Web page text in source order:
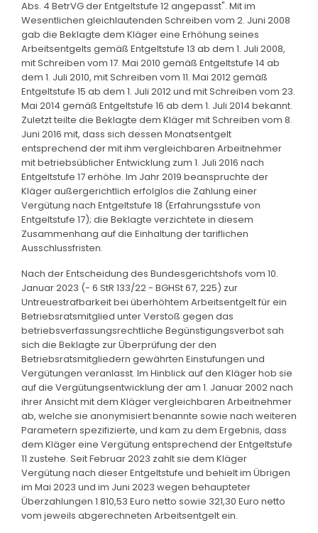
Abs. 4 BetrVG der Entgeltstufe 12 angepasst". Mit im
Wesentlichen gleichlautenden Schreiben vom 2. Juni 2008
gab die Beklagte dem Kläger eine Erhöhung seines
Arbeitsentgelts gemäß Entgeltstufe 13 ab dem 1. Juli 2008,
mit Schreiben vom 17. Mai 2010 gemäß Entgeltstufe 14 ab
dem 1. Juli 2010, mit Schreiben vom 11. Mai 2012 gemäß
Entgeltstufe 15 ab dem 1. Juli 2012 und mit Schreiben vom 23.
Mai 2014 gemäß Entgeltstufe 16 ab dem 1. Juli 2014 bekannt.
Zuletzt teilte die Beklagte dem Kläger mit Schreiben vom 8.
Juni 2016 mit, dass sich dessen Monatsentgelt
entsprechend der mit ihm vergleichbaren Arbeitnehmer
mit betriebsüblicher Entwicklung zum 1. Juli 2016 nach
Entgeltstufe 17 erhöhe. Im Jahr 2019 beanspruchte der
Kläger außergerichtlich erfolglos die Zahlung einer
Vergütung nach Entgeltstufe 18 (Erfahrungsstufe von
Entgeltstufe 17); die Beklagte verzichtete in diesem
Zusammenhang auf die Einhaltung der tariflichen
Ausschlussfristen.
Nach der Entscheidung des Bundesgerichtshofs vom 10.
Januar 2023 (- 6 StR 133/22 - BGHSt 67, 225) zur
Untreuestrafbarkeit bei überhöhtem Arbeitsentgelt für ein
Betriebsratsmitglied unter Verstoß gegen das
betriebsverfassungsrechtliche Begünstigungsverbot sah
sich die Beklagte zur Überprüfung der den
Betriebsratsmitgliedern gewährten Einstufungen und
Vergütungen veranlasst. Im Hinblick auf den Kläger hob sie
auf die Vergütungsentwicklung der am 1. Januar 2002 nach
ihrer Ansicht mit dem Kläger vergleichbaren Arbeitnehmer
ab, welche sie anonymisiert benannte sowie nach weiteren
Parametern spezifizierte, und kam zu dem Ergebnis, dass
dem Kläger eine Vergütung entsprechend der Entgeltstufe
11 zustehe. Seit Februar 2023 zahlt sie dem Kläger
Vergütung nach dieser Entgeltstufe und behielt im Übrigen
im Mai 2023 und im Juni 2023 wegen behaupteter
Überzahlungen 1.810,53 Euro netto sowie 321,30 Euro netto
vom jeweils abgerechneten Arbeitsentgelt ein.